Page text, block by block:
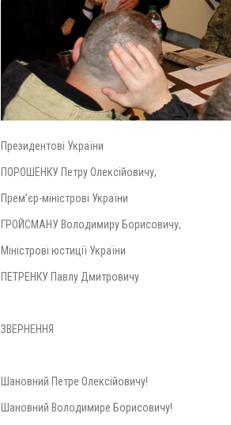
Президентові України
ПОРОШЕНКУ Петру Олексійовичу,
Прем’єр-міністрові України
ГРОЙСМАНУ Володимиру Борисовичу,
Міністрові юстиції України
ПЕТРЕНКУ Павлу Дмитровичу
ЗВЕРНЕННЯ
Шановний Петре Олексійовичу!
Шановний Володимире Борисовичу!